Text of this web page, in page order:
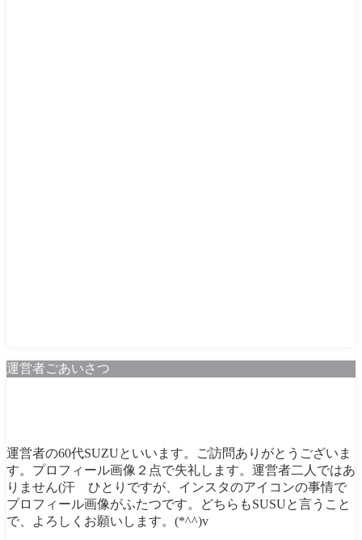
運営者ごあいさつ
運営者の60代SUZUといいます。ご訪問ありがとうございま
す。プロフィール画像２点で失礼します。運営者二人ではあ
りません(汗 ひとりですが、インスタのアイコンの事情で
プロフィール画像がふたつです。どちらもSUSUと言うこと
で、よろしくお願いします。(*^^)v